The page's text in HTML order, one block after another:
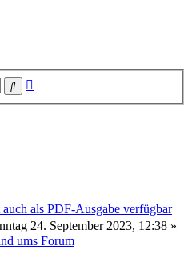
Suche
als PDF-Ausgabe verfügbar
24. September 2023, 12:38 »
ums Forum